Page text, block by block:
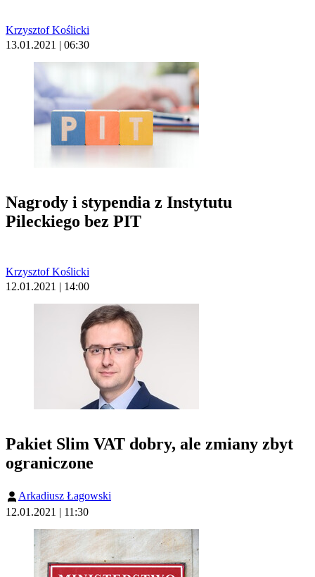
Krzysztof Koślicki
13.01.2021 | 06:30
Nagrody i stypendia z Instytutu
Pileckiego bez PIT
Krzysztof Koślicki
12.01.2021 | 14:00
Pakiet Slim VAT dobry, ale zmiany zbyt
ograniczone
Arkadiusz Łagowski
12.01.2021 | 11:30